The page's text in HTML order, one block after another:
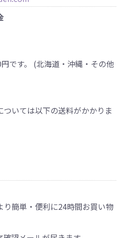
です。 (北海道・沖縄・その他
いては以下の送料がかかりま
り簡単・便利に24時間お買い物